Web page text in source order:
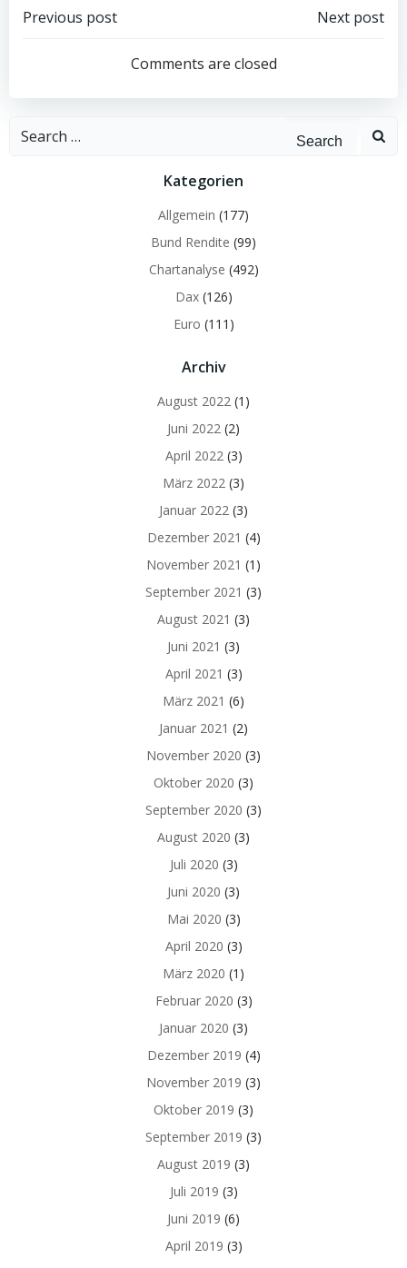
Post
navigation
Previous post
navigation
Next post
Comments are closed
Search
Kategorien
Allgemein (177)
Bund Rendite (99)
Chartanalyse (492)
Dax(126)
Euro (111)
Archiv
August 2022 (1)
Juni 2022 (2)
April 2022(3)
März 2022 (3)
Januar 2022 (3)
Dezember 2021 (4)
November 2021 (1)
September 2021 (3)
August 2021 (3)
Juni 2021 (3)
April 2021 (3)
März 2021 (6)
Januar 2021 (2)
November 2020 (3)
Oktober 2020 (3)
September 2020 (3)
August 2020 (3)
Juli 2020 (3)
Juni 2020 (3)
Mai 2020 (3)
April 2020 (3)
März 2020 (1)
Februar 2020 (3)
Januar 2020 (3)
Dezember 2019 (4)
November 2019 (3)
Oktober 2019 (3)
September 2019 (3)
August 2019 (3)
Juli 2019 (3)
Juni 2019 (6)
April 2019 (3)